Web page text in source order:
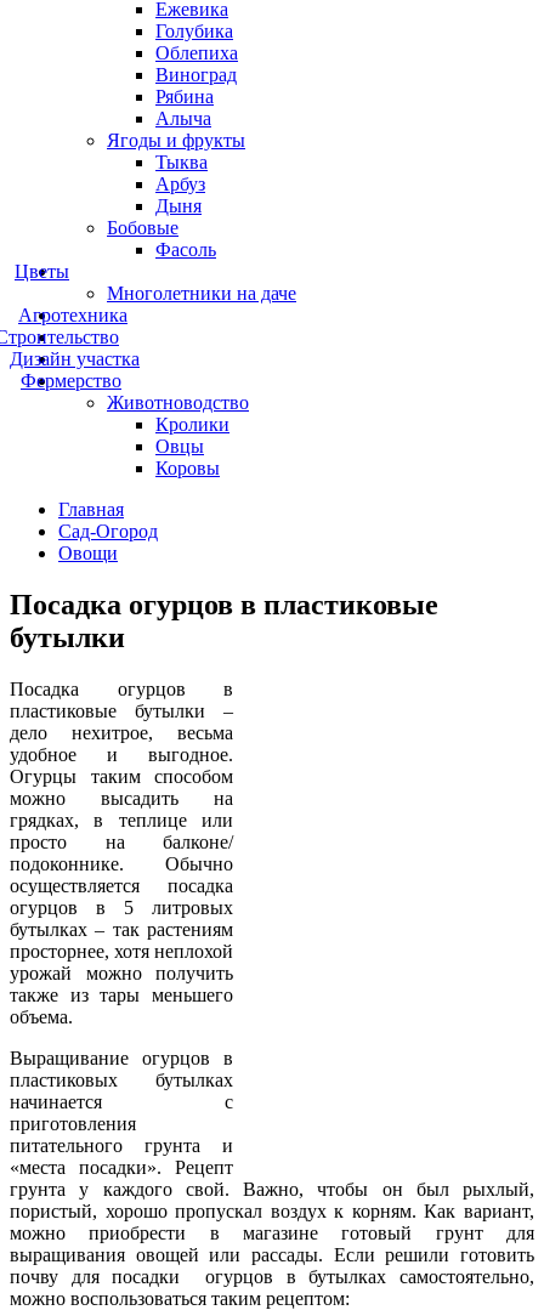
Ежевика
Голубика
Облепиха
Виноград
Рябина
Алыча
Ягоды и фрукты
Тыква
Арбуз
Дыня
Бобовые
Фасоль
Цветы
Многолетники на даче
Агротехника
Дизайн участка
Фермерство
Животноводство
Кролики
Овцы
Коровы
Главная
Сад-Огород
Овощи
Посадка огурцов в пластиковые
бутылки
Посадка огурцов в
пластиковые бутылки –
дело нехитрое, весьма
удобное и выгодное.
Огурцы таким способом
можно высадить на
грядках, в теплице или
просто на балконе/
подоконнике. Обычно
осуществляется посадка
огурцов в 5 литровых
бутылках – так растениям
просторнее, хотя неплохой
урожай можно получить
также из тары меньшего
объема.
Выращивание огурцов в
пластиковых бутылках
начинается с
приготовления
питательного грунта и
«места посадки». Рецепт
грунта у каждого свой. Важно, чтобы он был рыхлый,
пористый, хорошо пропускал воздух к корням. Как вариант,
можно приобрести в магазине готовый грунт для
выращивания овощей или рассады. Если решили готовить
почву для посадки огурцов в бутылках самостоятельно,
можно воспользоваться таким рецептом: